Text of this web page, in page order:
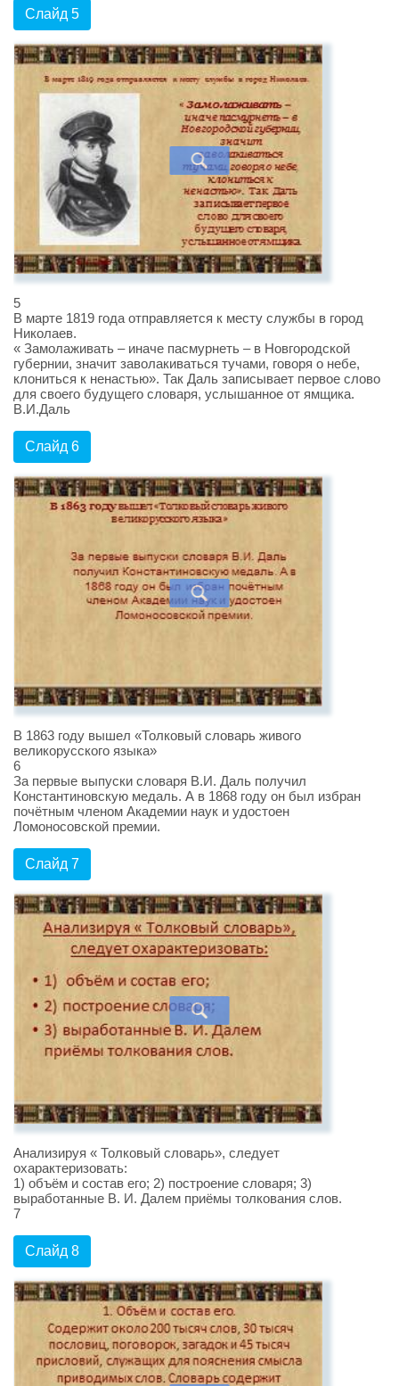
Слайд 5
5
В марте 1819 года отправляется к месту службы в город
Николаев.
« Замолаживать – иначе пасмурнеть – в Новгородской
губернии, значит заволакиваться тучами, говоря о небе,
клониться к ненастью». Так Даль записывает первое слово
для своего будущего словаря, услышанное от ямщика.
В.И.Даль
Слайд 6
В 1863 году вышел «Толковый словарь живого
великорусского языка»
6
За первые выпуски словаря В.И. Даль получил
Константиновскую медаль. А в 1868 году он был избран
почётным членом Академии наук и удостоен
Ломоносовской премии.
Слайд 7
Анализируя « Толковый словарь», следует
охарактеризовать:
1) объём и состав его; 2) построение словаря; 3)
выработанные В. И. Далем приёмы толкования слов.
7
Слайд 8